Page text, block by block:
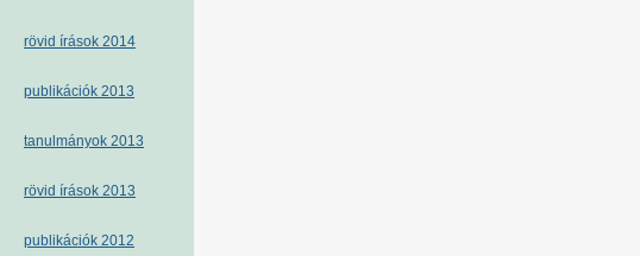
rövid írások 2014
publikációk 2013
tanulmányok 2013
rövid írások 2013
publikációk 2012